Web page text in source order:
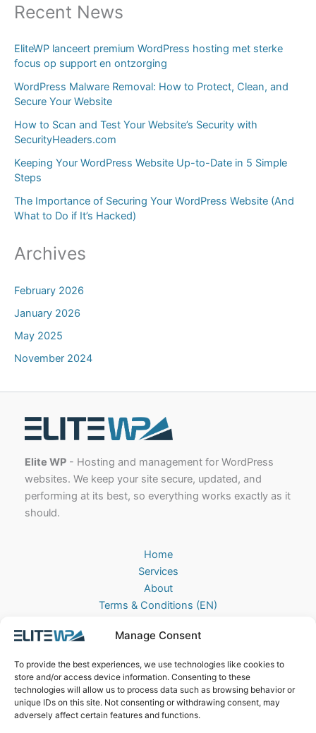
Manage Consent
To provide the best experiences, we use technologies like cookies to
store and/or access device information. Consenting to these
technologies will allow us to process data such as browsing behavior or
unique IDs on this site. Not consenting or withdrawing consent, may
adversely affect certain features and functions.
Recent News
EliteWP lanceert premium WordPress hosting met sterke
focus op support en ontzorging
WordPress Malware Removal: How to Protect, Clean, and
Secure Your Website
How to Scan and Test Your Website’s Security with
SecurityHeaders.com
Keeping Your WordPress Website Up-to-Date in 5 Simple
Steps
The Importance of Securing Your WordPress Website (And
What to Do if It’s Hacked)
Archives
February 2026
January 2026
May 2025
November 2024
Elite WP - Hosting and management for WordPress
websites. We keep your site secure, updated, and
performing at its best, so everything works exactly as it
should.
Home
Services
About
Terms & Conditions (EN)
Privacy Policy
Contact
EliteWP
Postbus 42, 5670AA